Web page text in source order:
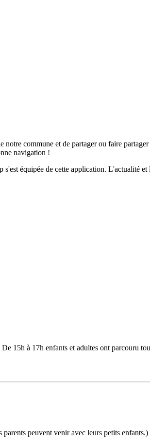
commune et de partager ou faire
navigation !
équipée de cette application. L'actualité
15h à 17h enfants et adultes ont parcouru
peuvent venir avec leurs petits